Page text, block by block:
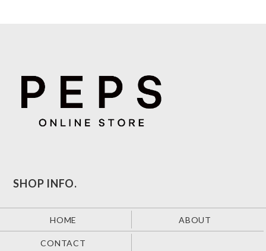
SHOP INFO.
HOME ABOUT
CONTACT